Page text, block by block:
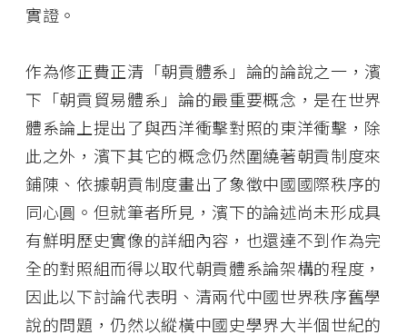
實證。
作為修正費正清「朝貢體系」論的論說之一，濱
下「朝貢貿易體系」論的最重要概念，是在世界
體系論上提出了與西洋衝擊對照的東洋衝擊，除
此之外，濱下其它的概念仍然圍繞著朝貢制度來
鋪陳、依據朝貢制度畫出了象徵中國國際秩序的
同心圓。但就筆者所見，濱下的論述尚未形成具
有鮮明歷史實像的詳細內容，也還達不到作為完
全的對照組而得以取代朝貢體系論架構的程度，
因此以下討論代表明、清兩代中國世界秩序舊學
說的問題，仍然以縱橫中國史學界大半個世紀的